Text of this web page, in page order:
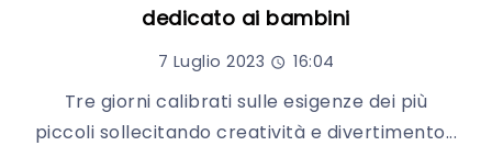
dedicato ai bambini
7 Luglio 2023 16:04
Tre giorni calibrati sulle esigenze dei più
piccoli sollecitando creatività e divertimento...